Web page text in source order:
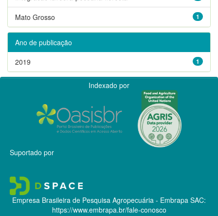
1
Mato Grosso
Ano de publicação
1
2019
Indexado por
Suportado por
Empresa Brasileira de Pesquisa Agropecuária - Embrapa SAC:
https://www.embrapa.br/fale-conosco